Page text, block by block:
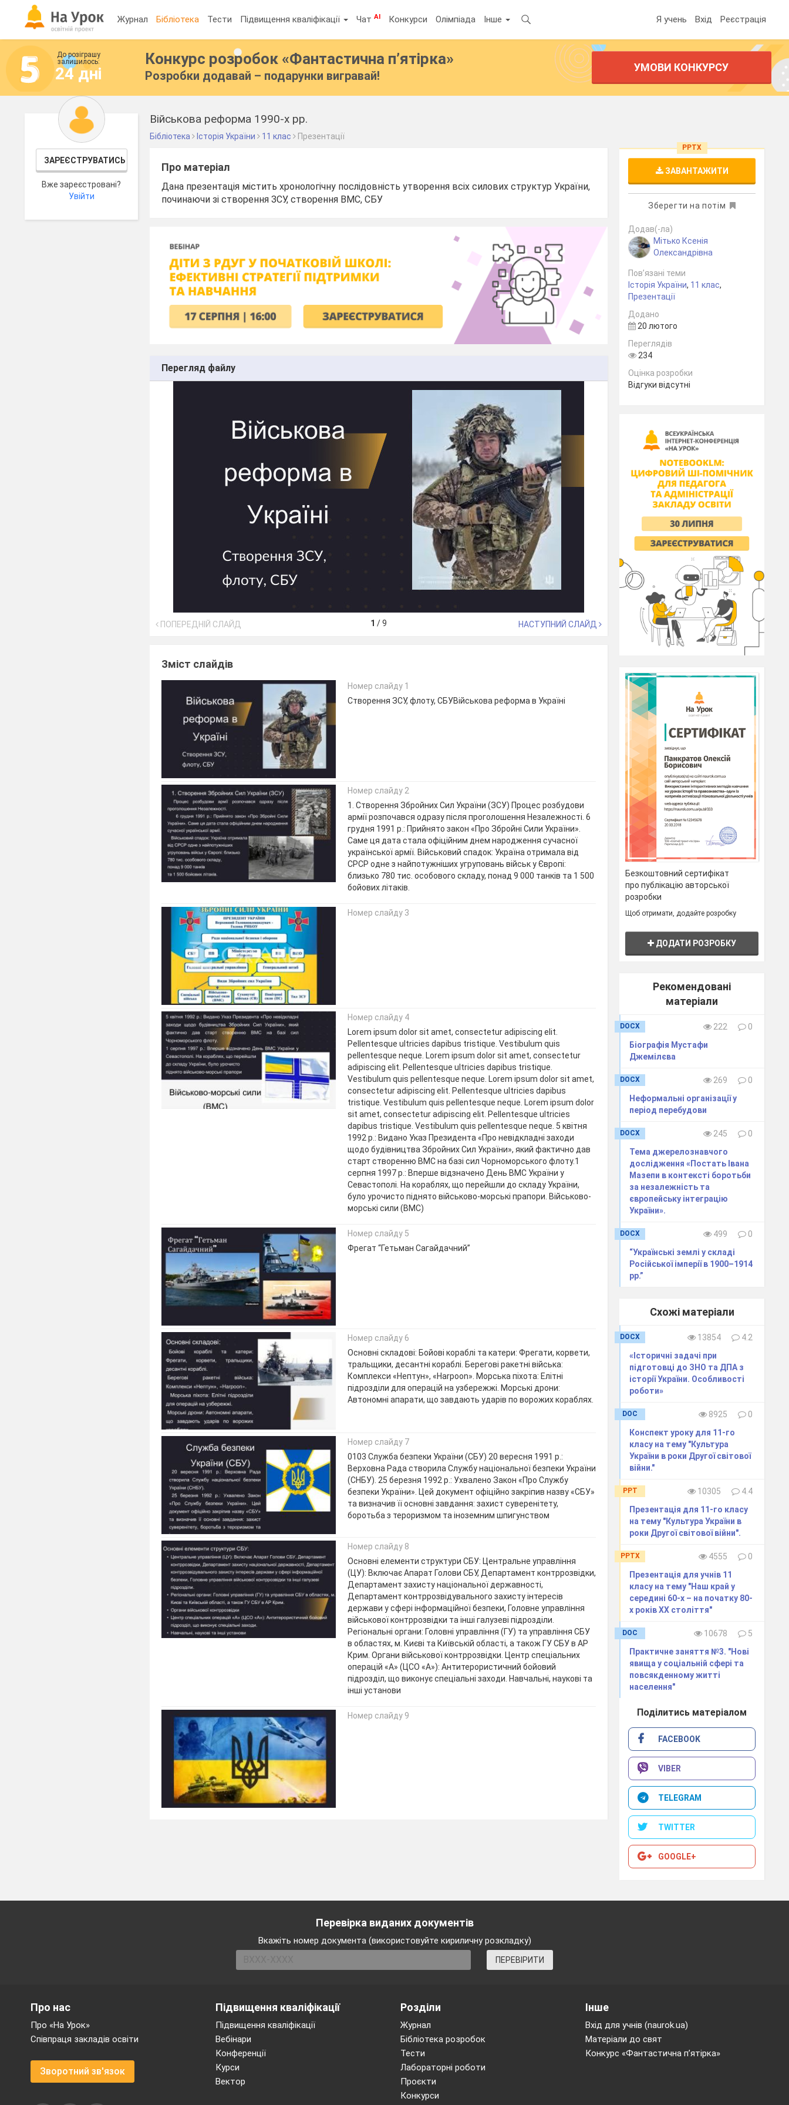
Журнал Бібліотека Тести Підвищення кваліфікації ЧатAI Конкурси Олімпіада Інше Я учень Вхід Реєстрація
До розіграшу
залишилось:
24 дні
Конкурс розробок «Фантастична п’ятірка»
Розробки додавай – подарунки вигравай!
УМОВИ КОНКУРСУ
ЗАРЕЄСТРУВАТИСЬ
Вже зареєстровані?
Увійти
Військова реформа 1990-х рр.
Бібліотека Історія України 11 клас Презентації
Про матеріал
Дана презентація містить хронологічну послідовність утворення всіх силових структур України,
починаючи зі створення ЗСУ, створення ВМС, СБУ
Перегляд файлу
ПОПЕРЕДНІЙ СЛАЙД 1 /9 НАСТУПНИЙ СЛАЙД
Зміст слайдів
Номер слайду 1
Створення ЗСУ, флоту, СБУВійськова реформа в Україні
Номер слайду 2
1. Створення Збройних Сил України (ЗСУ) Процес розбудови
армії розпочався одразу після проголошення Незалежності. 6
грудня 1991 р.: Прийнято закон «Про Збройні Сили України».
Саме ця дата стала офіційним днем народження сучасної
української армії. Військовий спадок: Україна отримала від
СРСР одне з найпотужніших угруповань військ у Європі:
близько 780 тис. особового складу, понад 9 000 танків та 1 500
бойових літаків.
Номер слайду 3
Номер слайду 4
Lorem ipsum dolor sit amet, consectetur adipiscing elit.
Pellentesque ultricies dapibus tristique. Vestibulum quis
pellentesque neque. Lorem ipsum dolor sit amet, consectetur
adipiscing elit. Pellentesque ultricies dapibus tristique.
Vestibulum quis pellentesque neque. Lorem ipsum dolor sit amet,
consectetur adipiscing elit. Pellentesque ultricies dapibus
tristique. Vestibulum quis pellentesque neque. Lorem ipsum dolor
sit amet, consectetur adipiscing elit. Pellentesque ultricies
dapibus tristique. Vestibulum quis pellentesque neque. 5 квітня
1992 р.: Видано Указ Президента «Про невідкладні заходи
щодо будівництва Збройних Сил України», який фактично дав
старт створенню ВМС на базі сил Чорноморського флоту.1
серпня 1997 р.: Вперше відзначено День ВМС України у
Севастополі. На кораблях, що перейшли до складу України,
було урочисто піднято військово-морські прапори. Військово-
морські сили (ВМС)
Номер слайду 5
Фрегат “Гетьман Сагайдачний”
Номер слайду 6
Основні складові: Бойові кораблі та катери: Фрегати, корвети,
тральщики, десантні кораблі. Берегові ракетні війська:
Комплекси «Нептун», «Harpoon». Морська піхота: Елітні
підрозділи для операцій на узбережжі. Морські дрони:
Автономні апарати, що завдають ударів по ворожих кораблях.
Номер слайду 7
0103 Служба безпеки України (СБУ) 20 вересня 1991 р.:
Верховна Рада створила Службу національної безпеки України
(СНБУ). 25 березня 1992 р.: Ухвалено Закон «Про Службу
безпеки України». Цей документ офіційно закріпив назву «СБУ»
та визначив її основні завдання: захист суверенітету,
боротьба з тероризмом та іноземним шпигунством
Номер слайду 8
Основні елементи структури СБУ: Центральне управління
(ЦУ): Включає Апарат Голови СБУ, Департамент контррозвідки,
Департамент захисту національної державності,
Департамент контррозвідувального захисту інтересів
держави у сфері інформаційної безпеки, Головне управління
військової контррозвідки та інші галузеві підрозділи.
Регіональні органи: Головні управління (ГУ) та управління СБУ
в областях, м. Києві та Київській області, а також ГУ СБУ в АР
Крим. Органи військової контррозвідки. Центр спеціальних
операцій «А» (ЦСО «А»): Антитерористичний бойовий
підрозділ, що виконує спеціальні заходи. Навчальні, наукові та
інші установи
Номер слайду 9
PPTX
ЗАВАНТАЖИТИ
Зберегти на потім
Додав(-ла)
Мітько Ксенія
Олександрівна
Пов’язані теми
Історія України, 11 клас,
Презентації
Додано
20 лютого
Переглядів
234
Оцінка розробки
Відгуки відсутні
Безкоштовний сертифікат
про публікацію авторської
розробки
Щоб отримати, додайте розробку
ДОДАТИ РОЗРОБКУ
Рекомендовані
матеріали
DOCX 222
0
Біографія Мустафи
Джемілєва
DOCX 269
0
Неформальні організації у
період перебудови
DOCX 245
0
Тема джерелознавчого
дослідження «Постать Івана
Мазепи в контексті боротьби
за незалежність та
європейську інтеграцію
України».
DOCX 499
0
“Українські землі у складі
Російської імперії в 1900–1914
рр.”
Схожі матеріали
DOCX 13854
4.2
«Історичні задачі при
підготовці до ЗНО та ДПА з
історії України. Особливості
роботи»
DOC 8925
0
Конспект уроку для 11-го
класу на тему "Культура
України в роки Другої світової
війни."
PPT 10305
4.4
Презентація для 11-го класу
на тему "Культура України в
роки Другої світової війни".
PPTX 4555
0
Презентація для учнів 11
класу на тему "Наш край у
середині 60-х – на початку 80-
х років ХХ століття"
DOC 10678
5
Практичне заняття №3. "Нові
явища у соціальній сфері та
повсякденному житті
населення"
Поділитись матеріалом
FACEBOOK
VIBER
TELEGRAM
TWITTER
GOOGLE+
Перевірка виданих документів
Вкажіть номер документа (використовуйте кириличну розкладку)
ПЕРЕВІРИТИ
Підвищення кваліфікації
Підвищення кваліфікації
Вебінари
Конференції
Курси
Вектор
Розділи
Журнал
Бібліотека розробок
Тести
Лабораторні роботи
Проєкти
Конкурси
Про нас
Про «На Урок»
Співпраця закладів освіти
Зворотний зв'язок
Інше
Вхід для учнів (naurok.ua)
Матеріали до свят
Конкурс «Фантастична п’ятірка»